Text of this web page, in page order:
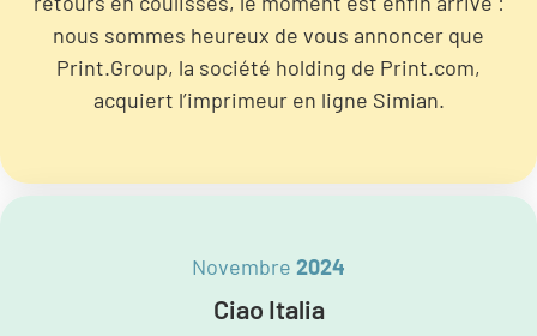
nous sommes heureux de vous annoncer que
Print.Group, la société holding de Print.com,
acquiert l’imprimeur en ligne Simian.
Novembre 2024
Ciao Italia